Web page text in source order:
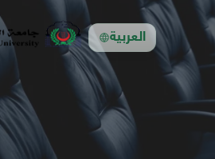
العربية